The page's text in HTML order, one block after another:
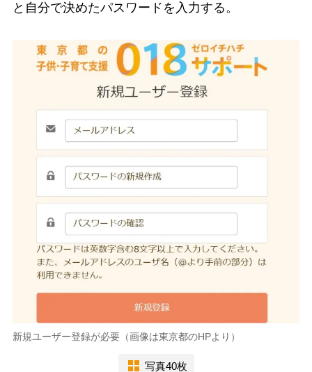
と自分で決めたパスワードを入力する。
新規ユーザー登録が必要（画像は東京都のHPより）
写真40枚